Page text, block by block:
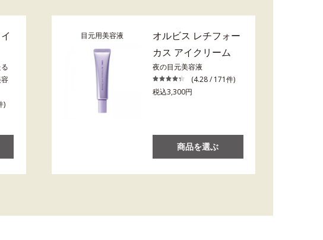
)
目元用美容液
オルビス レチフォー
カス アイクリーム
夜の目元美容液
(4.28 / 171件)
税込3,300円
商品を選ぶ